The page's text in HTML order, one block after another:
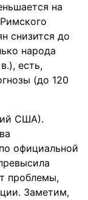
на
снизится до
народа
есть,
(до 120
США).
официальной
проблемы,
Заметим,